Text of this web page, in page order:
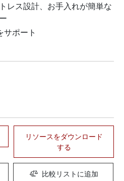
レス設計、お手入れが簡単な
サポート
リソースをダウンロード
する
比較リストに追加